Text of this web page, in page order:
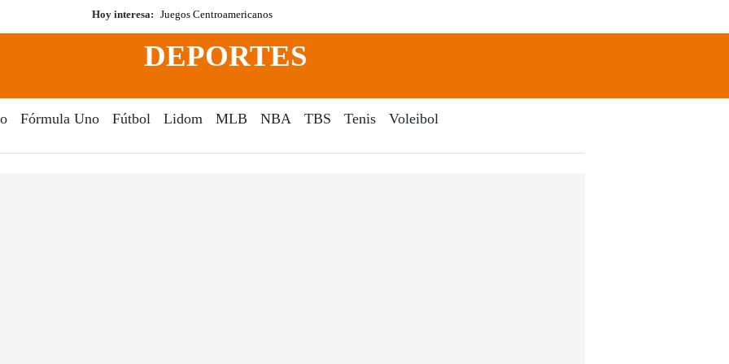
Hoy interesa: Juegos Centroamericanos
Search
DEPORTES
Fórmula Uno Fútbol Lidom MLB NBA TBS Tenis Voleibol